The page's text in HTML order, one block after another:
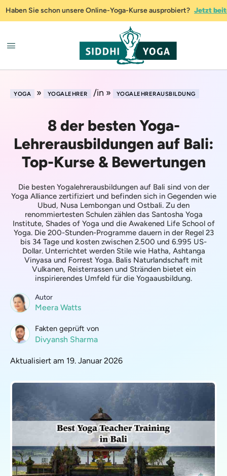
Haben Sie schon unsere Online-Yoga-Kurse ausprobiert? Jetzt
YOGA » YOGALEHRER /in » YOGALEHRERAUSBILDUNG
8 der besten Yoga-
Lehrerausbildungen auf Bali:
Top-Kurse & Bewertungen
Die besten Yogalehrerausbildungen auf Bali sind von der
Yoga Alliance zertifiziert und befinden sich in Gegenden wie
Ubud, Nusa Lembongan und Ostbali. Zu den
renommiertesten Schulen zählen das Santosha Yoga
Institute, Shades of Yoga und die Awakened Life School of
Yoga. Die 200-Stunden-Programme dauern in der Regel 23
bis 34 Tage und kosten zwischen 2.500 und 6.995 US-
Dollar. Unterrichtet werden Stile wie Hatha, Ashtanga
Vinyasa und Forrest Yoga. Balis Naturlandschaft mit
Vulkanen, Reisterrassen und Stränden bietet ein
inspirierendes Umfeld für die Yogaausbildung.
Autor
Meera Watts
Fakten geprüft von
Divyansh Sharma
Aktualisiert am 19. Januar 2026